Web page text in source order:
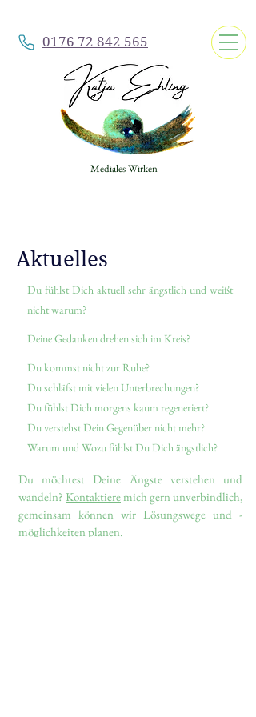
0176 72 842 565
Mediales Wirken
Aktuelles
Du fühlst Dich aktuell sehr ängstlich und weißt
nicht warum?
Deine Gedanken drehen sich im Kreis?
Du kommst nicht zur Ruhe?
Du schläfst mit vielen Unterbrechungen?
Du fühlst Dich morgens kaum regeneriert?
Du verstehst Dein Gegenüber nicht mehr?
Warum und Wozu fühlst Du Dich ängstlich?
Du möchtest Deine Ängste verstehen und
wandeln? Kontaktieremich gern unverbindlich,
gemeinsam können wir Lösungswege und -
möglichkeiten planen.